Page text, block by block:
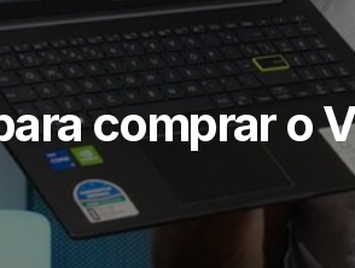
comprar o